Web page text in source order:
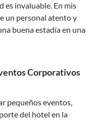
es invaluable. En mis
un personal atento y
buena estadía en una
Corporativos
pequeños eventos,
del hotel en la